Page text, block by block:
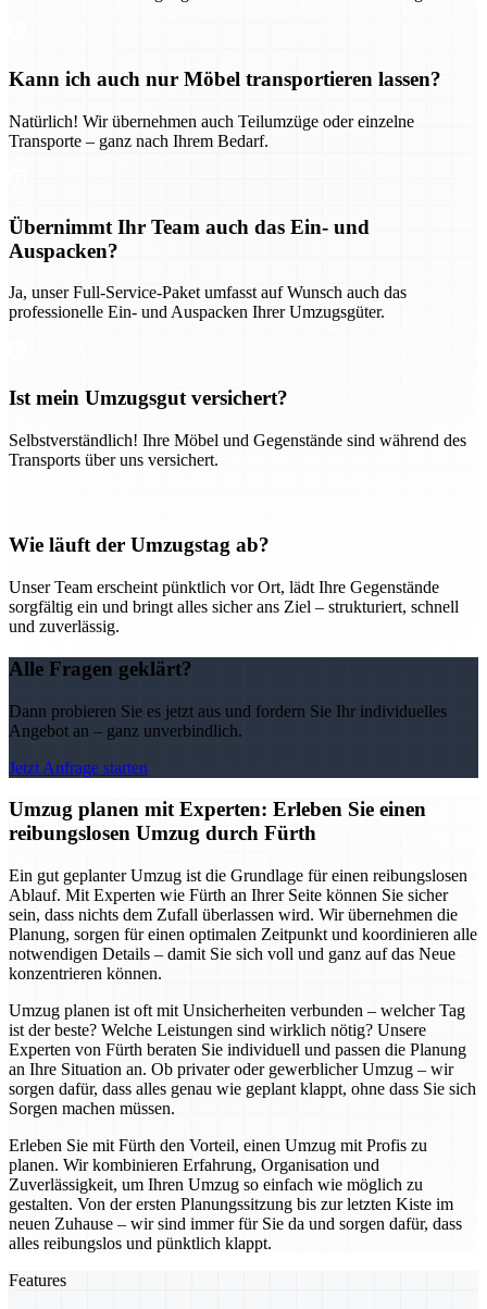
Kann ich auch nur Möbel transportieren lassen?
Natürlich! Wir übernehmen auch Teilumzüge oder einzelne
Transporte – ganz nach Ihrem Bedarf.
Übernimmt Ihr Team auch das Ein- und
Auspacken?
Ja, unser Full-Service-Paket umfasst auf Wunsch auch das
professionelle Ein- und Auspacken Ihrer Umzugsgüter.
Ist mein Umzugsgut versichert?
Selbstverständlich! Ihre Möbel und Gegenstände sind während des
Transports über uns versichert.
Wie läuft der Umzugstag ab?
Unser Team erscheint pünktlich vor Ort, lädt Ihre Gegenstände
sorgfältig ein und bringt alles sicher ans Ziel – strukturiert, schnell
und zuverlässig.
Alle Fragen geklärt?
Dann probieren Sie es jetzt aus und fordern Sie Ihr individuelles
Angebot an – ganz unverbindlich.
Jetzt Anfrage starten
Umzug planen mit Experten: Erleben Sie einen
reibungslosen Umzug durch Fürth
Ein gut geplanter Umzug ist die Grundlage für einen reibungslosen
Ablauf. Mit Experten wie Fürth an Ihrer Seite können Sie sicher
sein, dass nichts dem Zufall überlassen wird. Wir übernehmen die
Planung, sorgen für einen optimalen Zeitpunkt und koordinieren alle
notwendigen Details – damit Sie sich voll und ganz auf das Neue
konzentrieren können.
Umzug planen ist oft mit Unsicherheiten verbunden – welcher Tag
ist der beste? Welche Leistungen sind wirklich nötig? Unsere
Experten von Fürth beraten Sie individuell und passen die Planung
an Ihre Situation an. Ob privater oder gewerblicher Umzug – wir
sorgen dafür, dass alles genau wie geplant klappt, ohne dass Sie sich
Sorgen machen müssen.
Erleben Sie mit Fürth den Vorteil, einen Umzug mit Profis zu
planen. Wir kombinieren Erfahrung, Organisation und
Zuverlässigkeit, um Ihren Umzug so einfach wie möglich zu
gestalten. Von der ersten Planungssitzung bis zur letzten Kiste im
neuen Zuhause – wir sind immer für Sie da und sorgen dafür, dass
alles reibungslos und pünktlich klappt.
Features